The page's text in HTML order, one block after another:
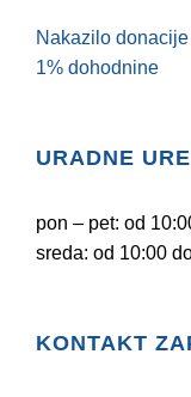
Nakazilo donacije
1% dohodnine
URADNE URE
pon – pet: od
sreda: od 10:00
KONTAKT